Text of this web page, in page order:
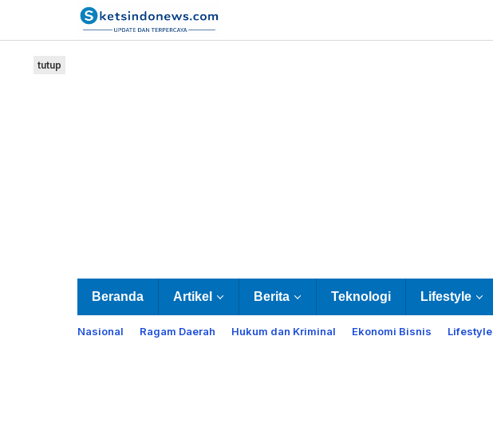
Beranda Artikel Berita Teknologi Lifestyle
Nasional Ragam Daerah Hukum dan Kriminal Ekonomi Bisnis Lifestyle
tutup